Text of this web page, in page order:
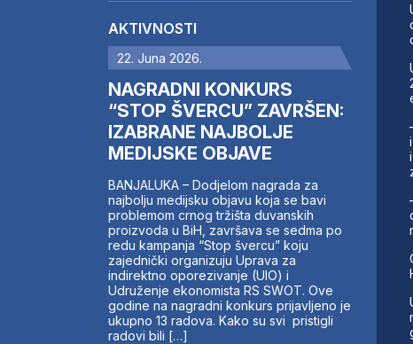
AKTIVNOSTI
22. Juna 2026.
NAGRADNI KONKURS
“STOP ŠVERCU” ZAVRŠEN:
IZABRANE NAJBOLJE
MEDIJSKE OBJAVE
BANJALUKA – Dodjelom nagrada za
najbolju medijsku objavu koja se bavi
problemom crnog tržišta duvanskih
proizvoda u BiH, završava se sedma po
redu kampanja “Stop švercu” koju
zajednički organizuju Uprava za
indirektno oporezivanje (UIO) i
Udruženje ekonomista RS SWOT. Ove
godine na nagradni konkurs prijavljeno je
ukupno 13 radova. Kako su svi pristigli
radovi bili […]